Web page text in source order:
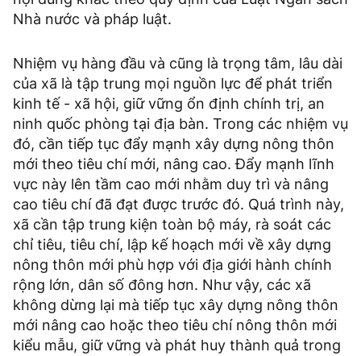
Nhà nước và pháp luật.
Nhiệm vụ hàng đầu và cũng là trọng tâm, lâu dài
của xã là tập trung mọi nguồn lực để phát triển
kinh tế - xã hội, giữ vững ổn định chính trị, an
ninh quốc phòng tại địa bàn. Trong các nhiệm vụ
đó, cần tiếp tục đẩy mạnh xây dựng nông thôn
mới theo tiêu chí mới, nâng cao. Đẩy mạnh lĩnh
vực này lên tầm cao mới nhằm duy trì và nâng
cao tiêu chí đã đạt được trước đó. Quá trình này,
xã cần tập trung kiện toàn bộ máy, rà soát các
chỉ tiêu, tiêu chí, lập kế hoạch mới về xây dựng
nông thôn mới phù hợp với địa giới hành chính
rộng lớn, dân số đông hơn. Như vậy, các xã
không dừng lại mà tiếp tục xây dựng nông thôn
mới nâng cao hoặc theo tiêu chí nông thôn mới
kiểu mẫu, giữ vững và phát huy thành quả trong